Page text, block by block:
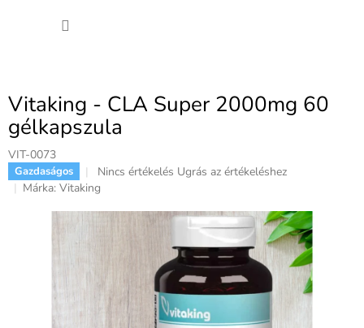
Vitaking - CLA Super 2000mg 60
gélkapszula
VIT-0073
Gazdaságos
A
termék
értékelése
csillag.
Nincs értékelés Ugrás az értékeléshez
Márka: Vitaking